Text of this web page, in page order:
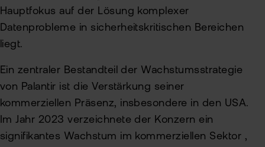
Hauptfokus auf der Lösung komplexer
Datenprobleme in sicherheitskritischen Bereichen
liegt.
Ein zentraler Bestandteil der Wachstumsstrategie
von Palantir ist die Verstärkung seiner
kommerziellen Präsenz, insbesondere in den USA.
Im Jahr 2023 verzeichnete der Konzern ein
signifikantes Wachstum im kommerziellen Sektor ,